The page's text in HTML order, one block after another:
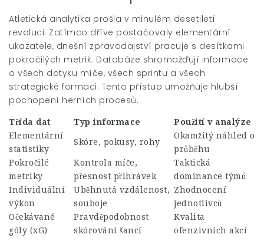
Atletická analytika prošla v minulém desetiletí
revoluci. Zatímco dříve postačovaly elementární
ukazatele, dnešní zpravodajství pracuje s desítkami
pokročilých metrik. Databáze shromažďují informace
o všech dotyku míče, všech sprintu a všech
strategické formaci. Tento přístup umožňuje hlubší
pochopení herních procesů.
Třída dat Typ informace
Použití v analýze
Elementární
statistiky
Skóre, pokusy, rohy
Okamžitý náhled o
průběhu
Pokročilé
metriky
Kontrola míče,
přesnost přihrávek
Taktická
dominance týmů
Individuální
výkon
Uběhnutá vzdálenost,
souboje
Zhodnocení
jednotlivců
Očekávané
góly (xG)
Pravděpodobnost
skórování šancí
Kvalita
ofenzivních akcí